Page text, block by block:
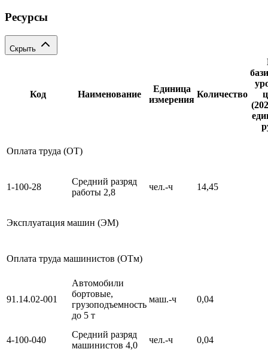
Ресурсы
Скрыть
Код Наименование
Единица
измерения
Количество
Оплата труда (ОТ)
1-100-28
Средний разряд
работы 2,8
чел.-ч 14,45
Эксплуатация машин (ЭМ)
Оплата труда машинистов (ОТм)
91.14.02-001
Автомобили
бортовые,
грузоподъемность
до 5 т
маш.-ч 0,04
4-100-040
Средний разряд
машинистов 4,0
чел.-ч 0,04